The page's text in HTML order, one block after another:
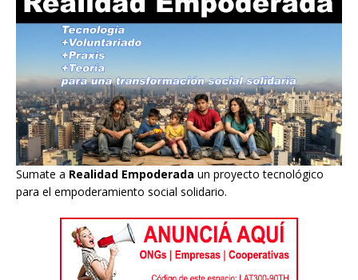
Sumate a Realidad Empoderada un proyecto tecnológico
para el empoderamiento social solidario.